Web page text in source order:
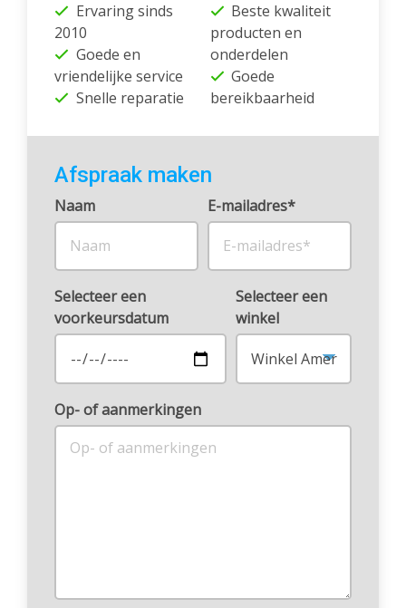
Ervaring sinds
2010
Goede en
vriendelijke service
Snelle reparatie
Beste kwaliteit
producten en
onderdelen
Goede
bereikbaarheid
Afspraak maken
Naam E-mailadres*
Selecteer een
voorkeursdatum
Selecteer een
winkel
Op- of aanmerkingen